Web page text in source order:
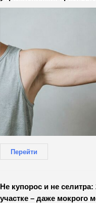
Перейти
Не купорос и не
участке – даже мокрого